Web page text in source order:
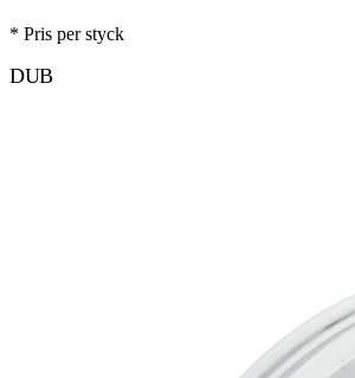
* Pris per styck
DUB